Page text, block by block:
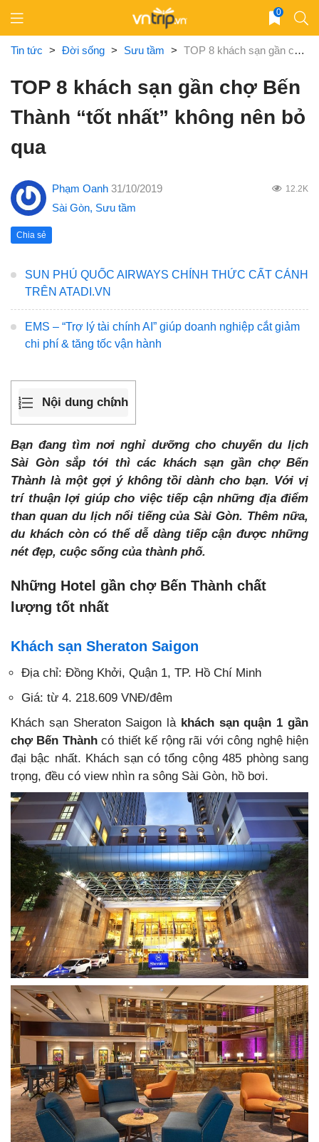
content
0
Tin tức > Đời sống > Sưu tầm > TOP 8 khách sạn gần chợ Bến Thành “tốt nhất” không nên bỏ qua
TOP 8 khách sạn gần chợ Bến
Thành “tốt nhất” không nên bỏ
qua
Phạm Oanh 31/10/2019 12.2K
Sài Gòn, Sưu tầm
Chia sẻ
SUN PHÚ QUỐC AIRWAYS CHÍNH THỨC CẤT CÁNH
TRÊN ATADI.VN
EMS – “Trợ lý tài chính AI” giúp doanh nghiệp cắt giảm
chi phí & tăng tốc vận hành
Nội dung chính
Bạn đang tìm nơi nghỉ dưỡng cho chuyến du lịch
Sài Gòn sắp tới thì các khách sạn gần chợ Bến
Thành là một gợi ý không tồi dành cho bạn. Với vị
trí thuận lợi giúp cho việc tiếp cận những địa điểm
than quan du lịch nổi tiếng của Sài Gòn. Thêm nữa,
du khách còn có thể dễ dàng tiếp cận được những
nét đẹp, cuộc sống của thành phố.
Những Hotel gần chợ Bến Thành chất
lượng tốt nhất
Khách sạn Sheraton Saigon
Địa chỉ: Đồng Khởi, Quận 1, TP. Hồ Chí Minh
Giá: từ 4. 218.609 VNĐ/đêm
Khách sạn Sheraton Saigon là khách sạn quận 1 gần
chợ Bến Thànhcó thiết kế rộng rãi với công nghệ hiện
đại bậc nhất. Khách sạn có tổng cộng 485 phòng sang
trọng, đều có view nhìn ra sông Sài Gòn, hồ bơi.